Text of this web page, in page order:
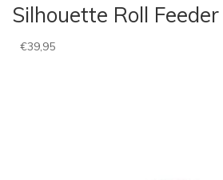
Silhouette Roll Feeder
€39,95